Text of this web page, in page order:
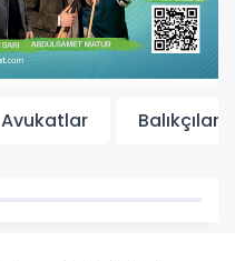
Avukatlar Balıkçılar